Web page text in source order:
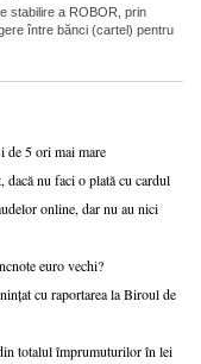
stabilire a ROBOR, prin
între bănci (cartel) pentru
de 5 ori mai mare
dacă nu faci o plată cu cardul
online, dar nu au nici
euro vechi?
cu raportarea la Biroul de
totalul împrumuturilor în lei